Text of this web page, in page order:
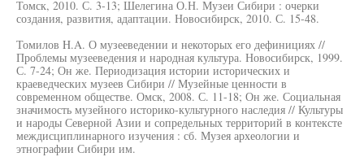
Томск, 2010. С. 3-13; Шелегина О.Н. Музеи Сибири : очерки
создания, развития, адаптации. Новосибирск, 2010. С. 15-48.
Томилов H.A. О музееведении и некоторых его дефинициях //
Проблемы музееведения и народная культура. Новосибирск, 1999.
С. 7-24; Он же. Периодизация истории исторических и
краеведческих музеев Сибири // Музейные ценности в
современном обществе. Омск, 2008. С. 11-18; Он же. Социальная
значимость музейного историко-культурного наследия // Культуры
и народы Северной Азии и сопредельных территорий в контексте
междисциплинарного изучения : сб. Музея археологии и
этнографии Сибири им.